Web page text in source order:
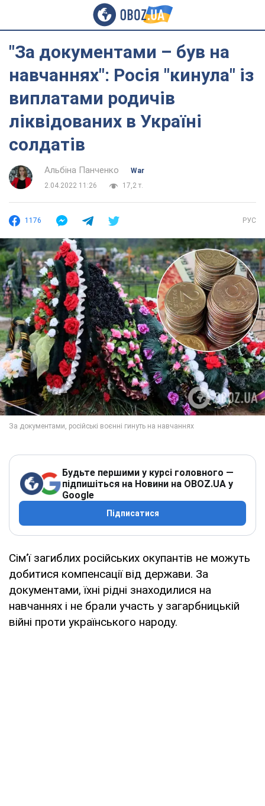
"За документами – був на
навчаннях": Росія "кинула" із
виплатами родичів
ліквідованих в Україні
солдатів
Альбіна Панченко
War
2.04.2022 11:26
17,2 т.
1176 РУС
Будьте першими у курсі головного —
підпишіться на Новини на OBOZ.UA у
Google
Підписатися
Сім‘ї загиблих російських окупантів не можуть
добитися компенсації від держави. За
документами, їхні рідні знаходилися на
навчаннях і не брали участь у загарбницькій
війні проти українського народу.